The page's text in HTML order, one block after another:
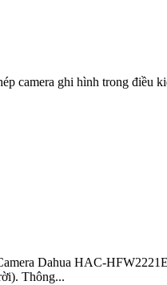
camera ghi hình trong điều
Dahua HAC-
Thông...